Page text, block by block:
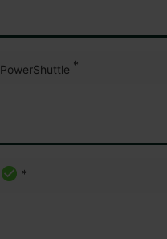
PowerShuttle *
*